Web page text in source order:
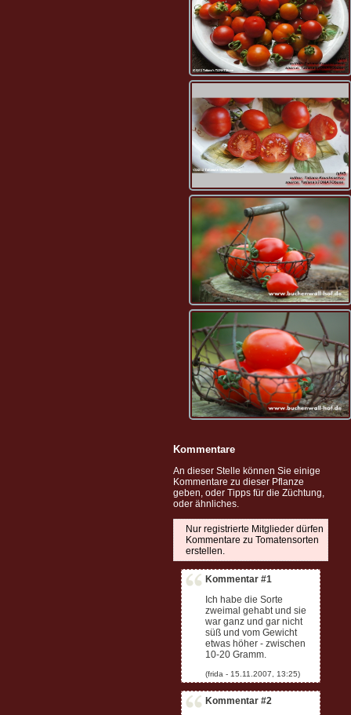
Kommentare
An dieser Stelle können Sie einige
Kommentare zu dieser Pflanze
geben, oder Tipps für die Züchtung,
oder ähnliches.
Nur registrierte Mitglieder dürfen
Kommentare zu Tomatensorten
erstellen.
Kommentar #1
Ich habe die Sorte
zweimal gehabt und sie
war ganz und gar nicht
süß und vom Gewicht
etwas höher - zwischen
10-20 Gramm.
Kommentar #2